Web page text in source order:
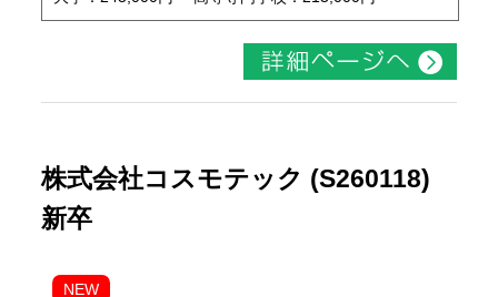
株式会社コスモテック (S260118)
新卒
NEW